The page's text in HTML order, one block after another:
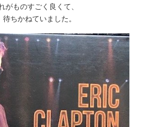
ものすごく良くて、
ちかねていました。